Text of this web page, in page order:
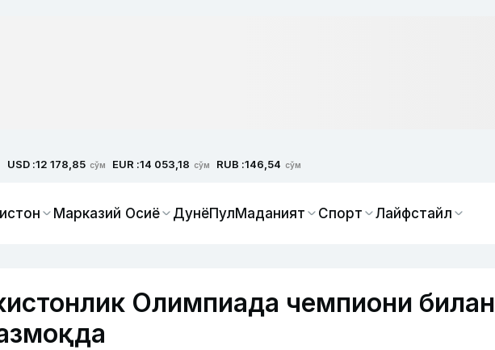
USD :12 178,85 сўм EUR :14 053,18 сўм RUB :146,54 сўм
Марказий Осиё ДунёПулМаданият Спорт Лайфстайл
Олимпиада чемпиони билан